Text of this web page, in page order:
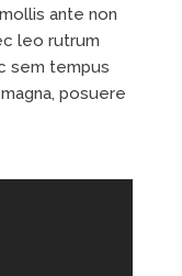
ante non
leo rutrum
sem tempus
posuere